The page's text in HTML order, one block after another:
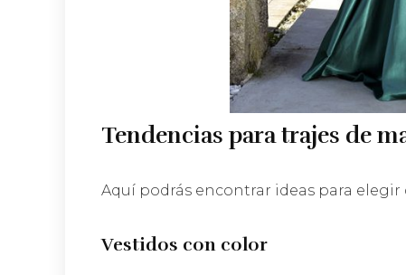
Tendencias para trajes de
Aquí podrás encontrar ideas para
Vestidos con color